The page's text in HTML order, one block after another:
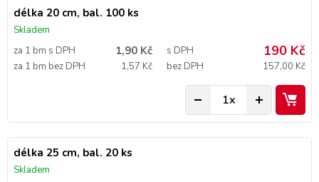
délka 20 cm, bal. 100 ks
Skladem
za 1 bm s DPH
1,90 Kč
za 1 bm bez DPH 1,57 Kč
s DPH 190 Kč
bez DPH 157,00 Kč
délka 25 cm, bal. 20 ks
Skladem